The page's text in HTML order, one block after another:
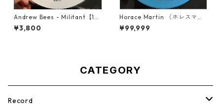
Andrew Bees ‎- Militant【12-
50066】
¥3,800
Horace Martin （ホレスマー
ティン） - Bad Boys【7'】
¥99,999
CATEGORY
Record